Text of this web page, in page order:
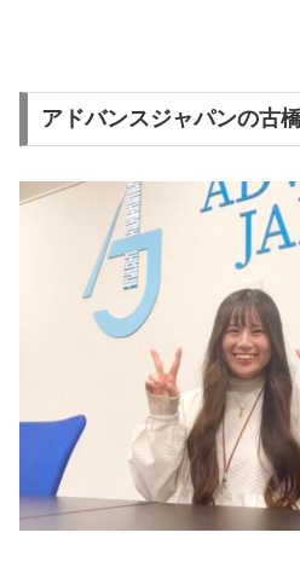
アドバンスジャパンの古